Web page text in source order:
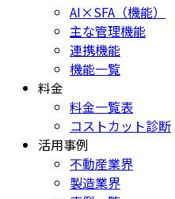
AI×SFA（機能）
主な管理機能
連携機能
機能一覧
料金
料金一覧表
コストカット診断
活用事例
不動産業界
製造業界